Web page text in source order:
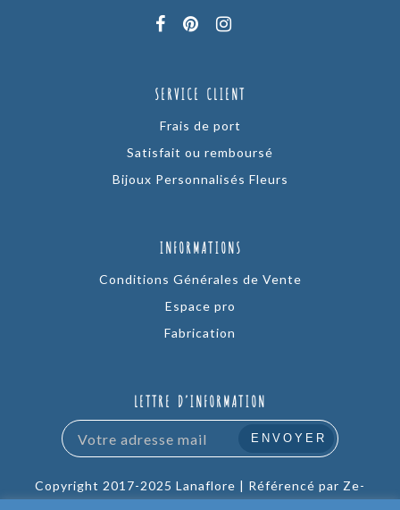
SERVICE CLIENT
Frais de port
Satisfait ou remboursé
Bijoux Personnalisés Fleurs
INFORMATIONS
Conditions Générales de Vente
Espace pro
Fabrication
LETTRE D’INFORMATION
Copyright 2017-2025 Lanaflore | Référencé par Ze-